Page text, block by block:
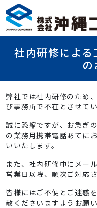
メインナビゲー
社内研修によ
の
弊社では社内研修のため
び事務所で不在とさせてい
誠に恐縮ですが、お急ぎ
の業務用携帯電話あてに
いいたします。
また、社内研修中にメー
営業日以降、順次ご対応
皆様にはご不便とご迷惑
赦くださいますようお願い